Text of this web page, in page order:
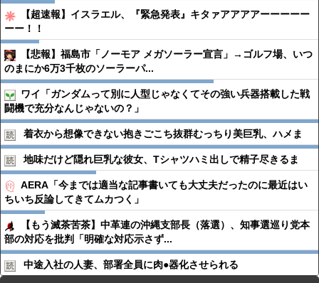
【超速報】イスラエル、『緊急発表』キタァアアアアーーーーー
ーー！！
【悲報】福島市「ノーモア メガソーラー宣言」→ゴルフ場、いつ
のまにか6万3千枚のソーラーパ...
ワイ「ガンダムって別に人型じゃなくてその強い兵器搭載した戦
闘機で充分なんじゃないの？」
着衣から想像できない抱きごこち抜群むっちり美巨乳、ハメま
地味だけど隠れ巨乳な彼女、Tシャツハミ出しで精子尽きるま
AERA「今までは適当な記事書いても大丈夫だったのに最近はい
ちいち反論してきてムカつく」
【もう滅茶苦茶】中革連の沖縄支部長（落選）、知事選巡り党本
部の対応を批判「明確な対応示さず...
中途入社の人妻、部署全員に肉●︎器化させられる